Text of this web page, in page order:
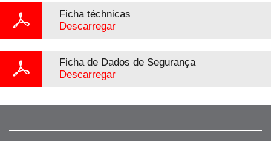
Ficha téchnicas
Descarregar
Ficha de Dados de Segurança
Descarregar